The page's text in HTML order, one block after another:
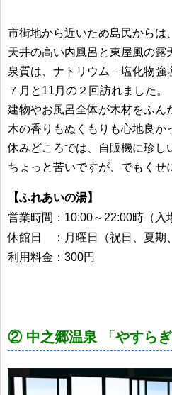
市街地から近いため島民からは
天井の高い内風呂と東屋風の
泉質は、ナトリウム－塩化物
７月と11月の２回訪れました。
建物やお風呂全体が木材をふん
木の香りもぬくもりも心地良か
休みどころでは、自販機に珍し
ちょっと苦いですが、でもくせ
【ふれあいの湯】
営業時間：10:00～22:00時（入
休館日 ：月曜日（祝日、夏期
利用料金：300円
② 中之郷温泉 「やすらぎ